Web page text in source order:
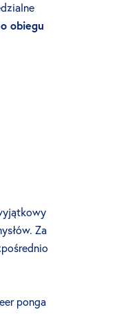
obiegu
Za
ponga